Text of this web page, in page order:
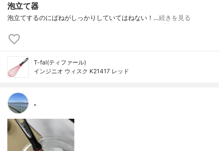
泡立て器
泡立てするのにばねがしっかりしていてはねない！…続きを見る
T-fal(ティファール)
インジニオ ウィスク K21417 レッド
。